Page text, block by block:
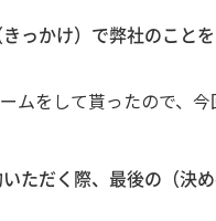
っかけ）で弊社のこと
ムをして貰ったので、
ただく際、最後の（決